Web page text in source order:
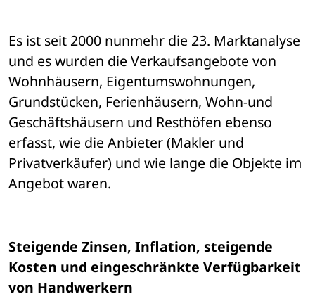
Es ist seit 2000 nunmehr die 23. Marktanalyse
und es wurden die Verkaufsangebote von
Wohnhäusern, Eigentumswohnungen,
Grundstücken, Ferienhäusern, Wohn-und
Geschäftshäusern und Resthöfen ebenso
erfasst, wie die Anbieter (Makler und
Privatverkäufer) und wie lange die Objekte im
Angebot waren.
Steigende Zinsen, Inflation, steigende
Kosten und eingeschränkte Verfügbarkeit
von Handwerkern